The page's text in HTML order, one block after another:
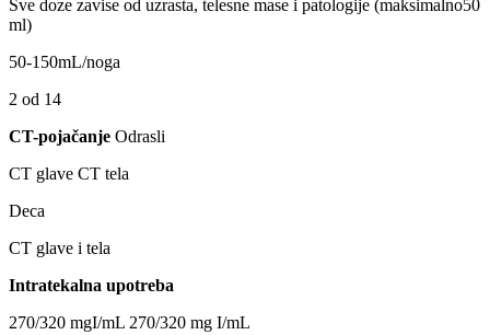
Sve doze zavise od uzrasta, telesne mase i patologije (maksimalno50
ml)
50-150mL/noga
2 od 14
CT-pojačanje Odrasli
CT glave CT tela
Deca
CT glave i tela
Intratekalna upotreba
270/320 mgI/mL 270/320 mg I/mL